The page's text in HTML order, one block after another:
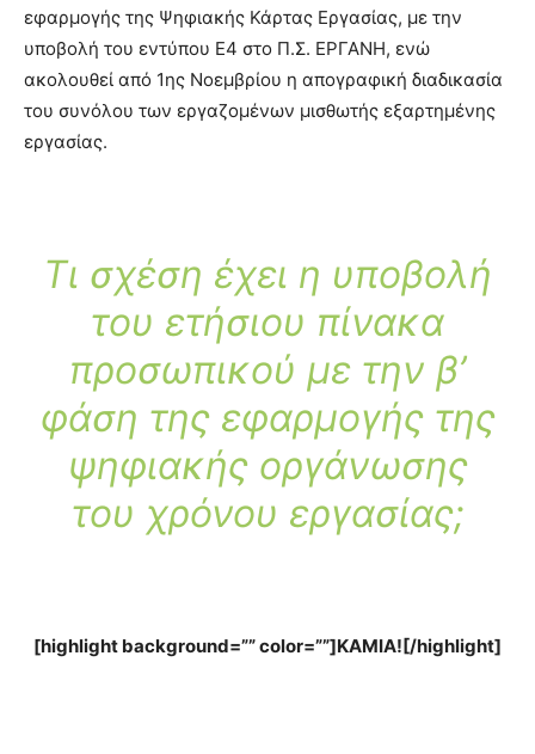
εφαρμογής της Ψηφιακής Κάρτας Εργασίας, με την
υποβολή του εντύπου Ε4 στο Π.Σ. ΕΡΓΑΝΗ, ενώ
ακολουθεί από 1ης Νοεμβρίου η απογραφική διαδικασία
του συνόλου των εργαζομένων μισθωτής εξαρτημένης
εργασίας.
Τι σχέση έχει η υποβολή
του ετήσιου πίνακα
προσωπικού με την β’
φάση της εφαρμογής της
ψηφιακής οργάνωσης
του χρόνου εργασίας;
[highlight background=”” color=””]ΚΑΜΙΑ![/highlight]